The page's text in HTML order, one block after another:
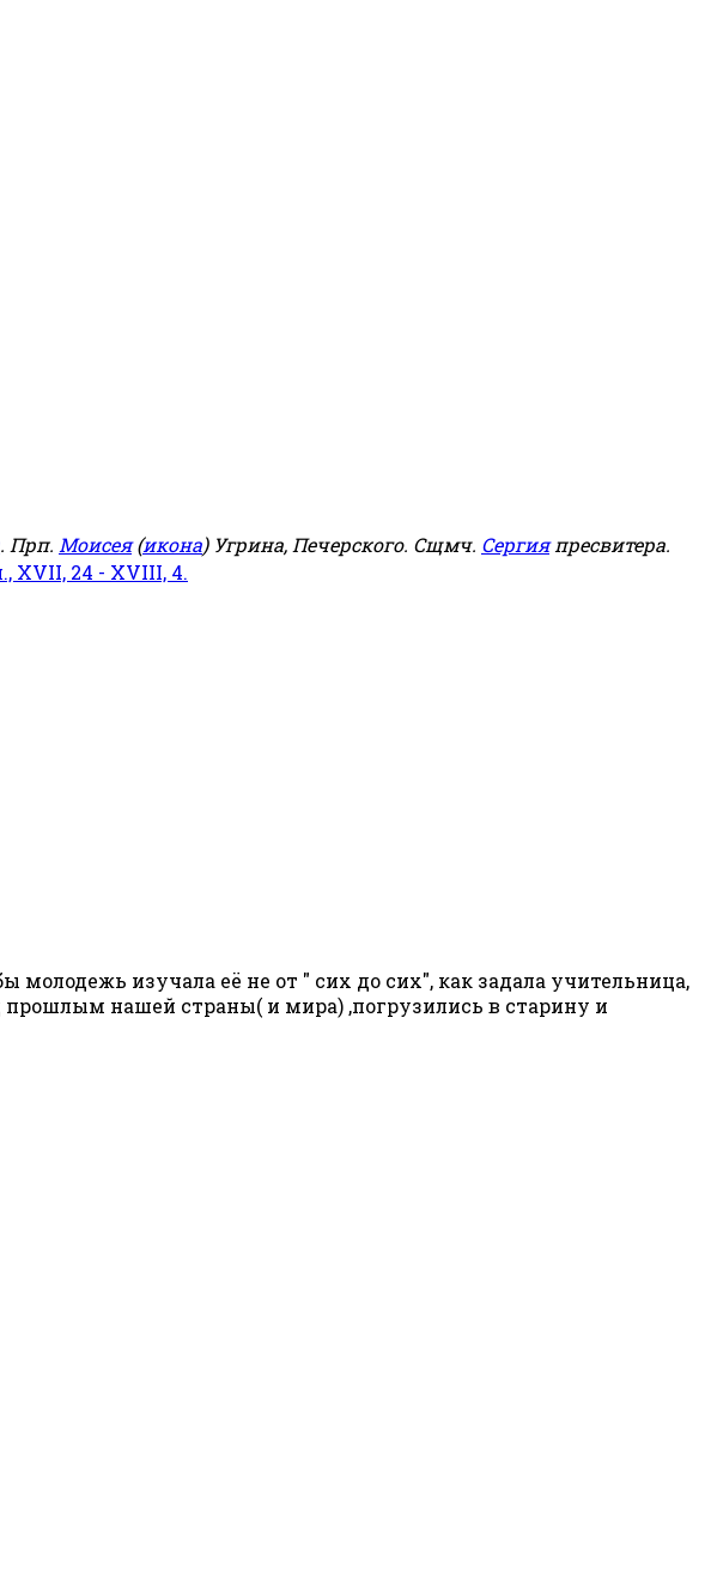
. Прп. Моисея(икона) Угрина, Печерского. Сщмч. Сергияпресвитера.
XVII, 24 - XVIII, 4.
изучала её не от " сих до сих", как задала учительница,
нашей страны( и мира) ,погрузились в старину и